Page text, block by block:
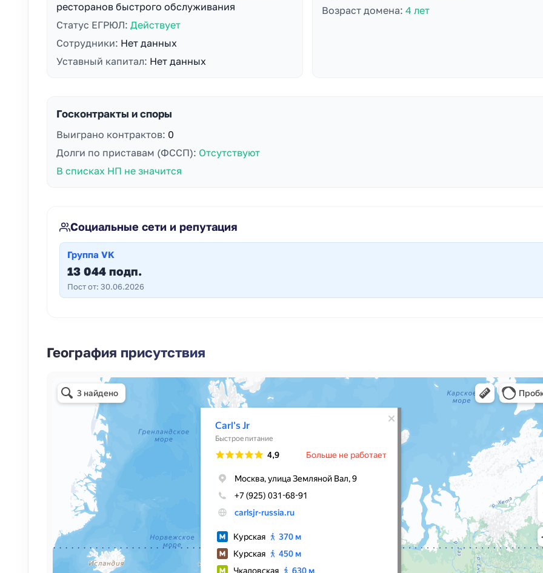
ресторанов быстрого обслуживания
Статус ЕГРЮЛ: Действует
Сотрудники: Нет данных
Уставный капитал: Нет данных
Возраст домена: 4 лет
Госконтракты и споры
Выиграно контрактов: 0
Долги по приставам (ФССП): Отсутствуют
В списках НП не значится
Социальные сети и репутация
Группа VK
13 044 подп.
Пост от: 30.06.2026
География присутствия